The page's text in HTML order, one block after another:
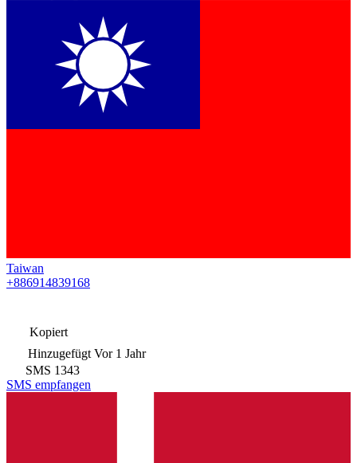
Taiwan
+886914839168
Kopiert
Hinzugefügt Vor 1 Jahr
SMS 1343
SMS empfangen